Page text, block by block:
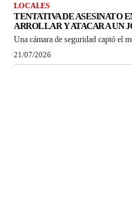
LOCALES
TENTATIVA DE ASESINATO
ARROLLAR Y ATACAR A UN
Una cámara de seguridad captó el
21/07/2026